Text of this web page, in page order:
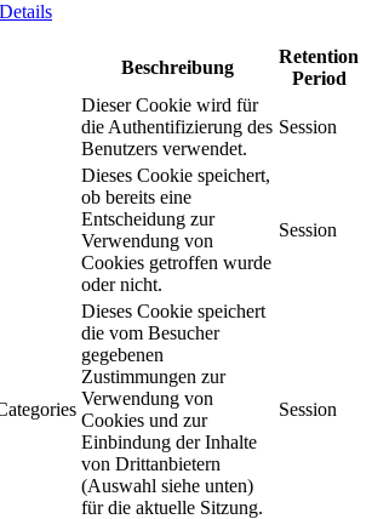
Beschreibung
Retention
Period
Dieser Cookie wird für
die Authentifizierung des
Benutzers verwendet.
Session
Dieses Cookie speichert,
ob bereits eine
Entscheidung zur
Verwendung von
Cookies getroffen wurde
oder nicht.
Session
Dieses Cookie speichert
die vom Besucher
gegebenen
Zustimmungen zur
Verwendung von
Cookies und zur
Einbindung der Inhalte
von Drittanbietern
(Auswahl siehe unten)
für die aktuelle Sitzung.
Session